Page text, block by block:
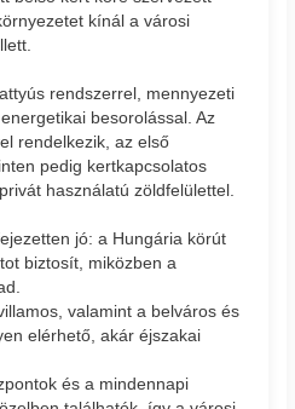
kínál a városi
rendszerrel, mennyezeti
besorolással. Az
rendelkezik, az első
pedig kertkapcsolatos
használatú zöldfelülettel.
jó: a Hungária körút
biztosít, miközben a
valamint a belváros és
elérhető, akár éjszakai
és a mindennapi